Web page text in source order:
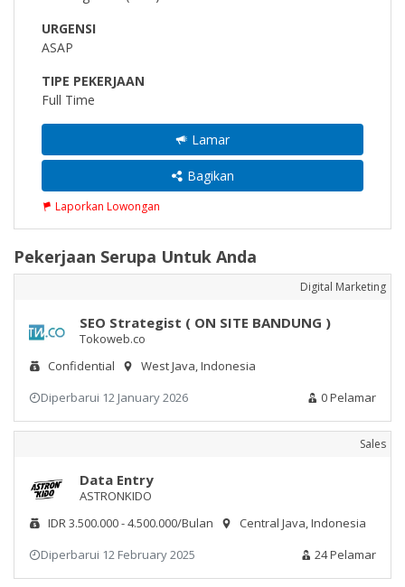
URGENSI
ASAP
TIPE PEKERJAAN
Full Time
Lamar
Bagikan
Laporkan Lowongan
Pekerjaan Serupa Untuk Anda
Digital Marketing
SEO Strategist ( ON SITE BANDUNG )
Tokoweb.co
Confidential
West Java, Indonesia
Diperbarui 12 January 2026
0 Pelamar
Sales
Data Entry
ASTRONKIDO
IDR 3.500.000 - 4.500.000/Bulan
Central Java, Indonesia
Diperbarui 12 February 2025
24 Pelamar